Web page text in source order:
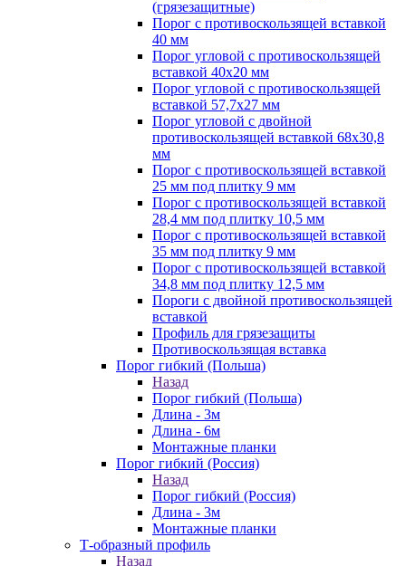
(грязезащитные)
Порог с противоскользящей вставкой
40 мм
Порог угловой с противоскользящей
вставкой 40х20 мм
Порог угловой с противоскользящей
вставкой 57,7х27 мм
Порог угловой с двойной
противоскользящей вставкой 68х30,8
мм
Порог с противоскользящей вставкой
25 мм под плитку 9 мм
Порог с противоскользящей вставкой
28,4 мм под плитку 10,5 мм
Порог с противоскользящей вставкой
35 мм под плитку 9 мм
Порог с противоскользящей вставкой
34,8 мм под плитку 12,5 мм
Пороги с двойной противоскользящей
вставкой
Профиль для грязезащиты
Противоскользящая вставка
Порог гибкий (Польша)
Назад
Порог гибкий (Польша)
Длина - 3м
Длина - 6м
Монтажные планки
Порог гибкий (Россия)
Назад
Порог гибкий (Россия)
Длина - 3м
Монтажные планки
Т-образный профиль
Назад